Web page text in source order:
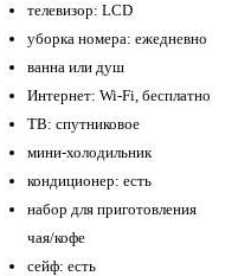
телевизор: LCD
уборка номера: ежедневно
ванна или душ
Интернет: Wi-Fi, бесплатно
ТВ: спутниковое
мини-холодильник
кондиционер: есть
набор для приготовления
чая/кофе
сейф: есть